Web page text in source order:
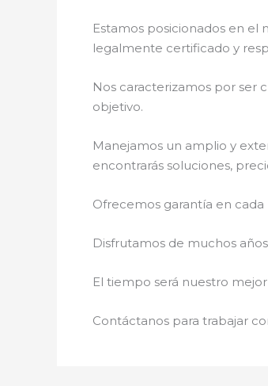
Estamos posicionados en
legalmente certificado y
Nos caracterizamos por ser
objetivo.
Manejamos un amplio y
encontrarás soluciones,
Ofrecemos garantía en cada
Disfrutamos de muchos
El tiempo será nuestro
Contáctanos para trabajar